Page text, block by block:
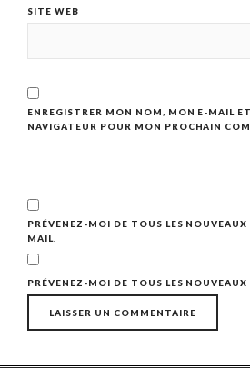
SITE WEB
ENREGISTRER MON NOM, MON E-MAIL
NAVIGATEUR POUR MON PROCHAIN
PRÉVENEZ-MOI DE TOUS LES
MAIL.
PRÉVENEZ-MOI DE TOUS LES